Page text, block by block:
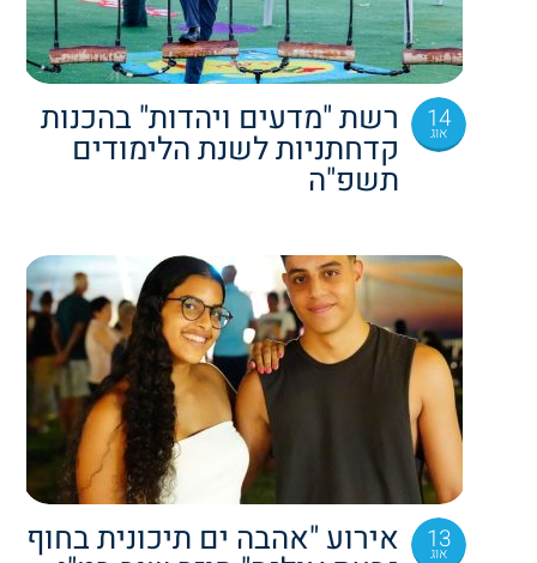
14
אוג רשת "מדעים ויהדות" בהכנות
קדחתניות לשנת הלימודים
תשפ"ה
13
אוג אירוע "אהבה ים תיכונית בחוף